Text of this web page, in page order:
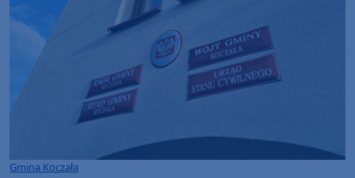
Gmina Koczała